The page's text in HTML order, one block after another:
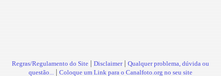
Regras/Regulamento do Site | Disclaimer| Qualquer problema, dúvida ou
questão... | Coloque um Link para o Canalfoto.org no seu site